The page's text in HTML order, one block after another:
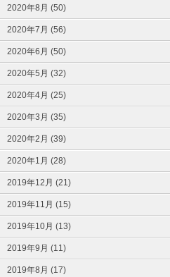
2020年8月 (50)
2020年7月 (56)
2020年6月 (50)
2020年5月 (32)
2020年4月 (25)
2020年3月 (35)
2020年2月 (39)
2020年1月 (28)
2019年12月 (21)
2019年11月 (15)
2019年10月 (13)
2019年9月 (11)
2019年8月 (17)